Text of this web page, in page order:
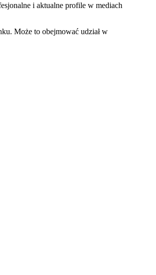
i aktualne profile w mediach
Może to obejmować udział w